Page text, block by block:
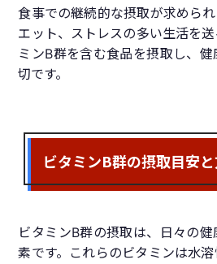
食事での継続的な摂取が求めら
エット、ストレスの多い生活を
ミンB群を含む食品を摂取し、
切です。
ビタミンB群の摂取目安
ビタミンB群の摂取は、日々の
素です。これらのビタミンは水